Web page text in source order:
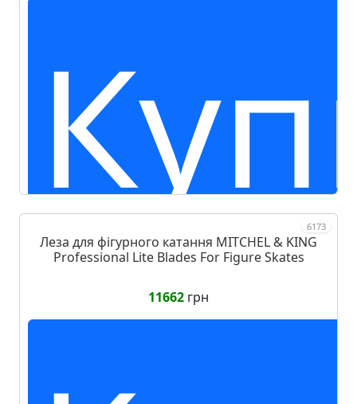
6173
Леза для фігурного катання MITCHEL & KING
Professional Lite Blades For Figure Skates
11662 грн